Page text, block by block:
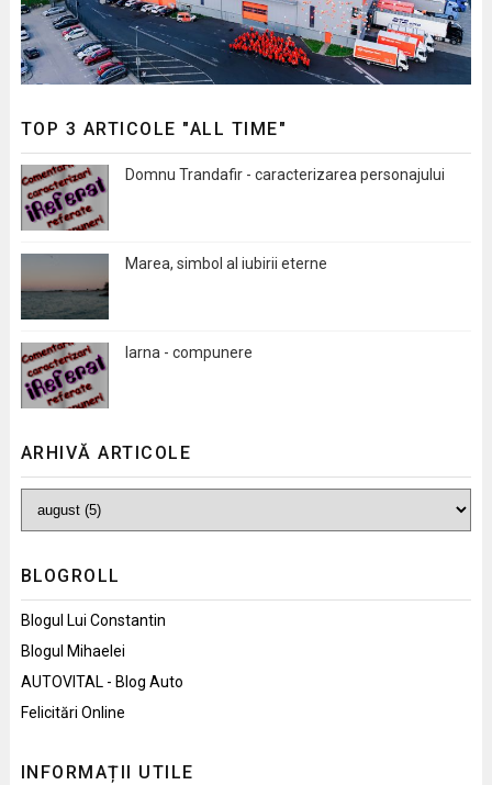
TOP 3 ARTICOLE "ALL TIME"
Domnu Trandafir - caracterizarea personajului
Marea, simbol al iubirii eterne
Iarna - compunere
ARHIVĂ ARTICOLE
BLOGROLL
Blogul Lui Constantin
Blogul Mihaelei
AUTOVITAL - Blog Auto
Felicitări Online
INFORMAȚII UTILE